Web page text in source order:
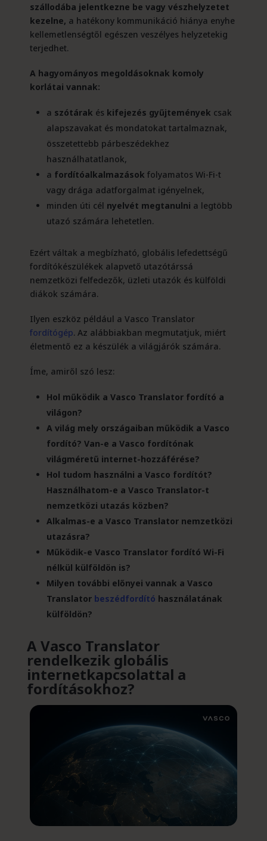
szállodába jelentkezne be vagy vészhelyzetet
kezelne, a hatékony kommunikáció hiánya enyhe
kellemetlenségtől egészen veszélyes helyzetekig
terjedhet.
A hagyományos megoldásoknak komoly
korlátai vannak:
a szótárak és kifejezés gyűjtemények csak
alapszavakat és mondatokat tartalmaznak,
összetettebb párbeszédekhez
használhatatlanok,
a fordítóalkalmazások folyamatos Wi-Fi-t
vagy drága adatforgalmat igényelnek,
minden úti cél nyelvét megtanulni a legtöbb
utazó számára lehetetlen.
Ezért váltak a megbízható, globális lefedettségű
fordítókészülékek alapvető utazótárssá
nemzetközi felfedezők, üzleti utazók és külföldi
diákok számára.
Ilyen eszköz például a Vasco Translator
fordítógép. Az alábbiakban megmutatjuk, miért
életmentő ez a készülék a világjárók számára.
Íme, amiről szó lesz:
Hol működik a Vasco Translator fordító a
világon?
A világ mely országaiban működik a Vasco
fordító? Van-e a Vasco fordítónak
világméretű internet-hozzáférése?
Hol tudom használni a Vasco fordítót?
Használhatom-e a Vasco Translator-t
nemzetközi utazás közben?
Alkalmas-e a Vasco Translator nemzetközi
utazásra?
Működik-e Vasco Translator fordító Wi-Fi
nélkül külföldön is?
Milyen további előnyei vannak a Vasco
Translator beszédfordító használatának
külföldön?
A Vasco Translator
rendelkezik globális
internetkapcsolattal a
fordításokhoz?